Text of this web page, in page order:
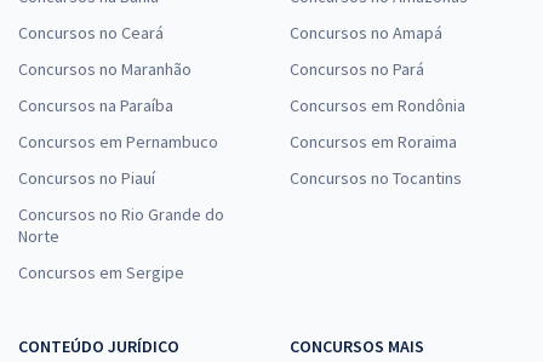
Concursos no Ceará
Concursos no Maranhão
Concursos na Paraíba
Concursos em Pernambuco
Concursos no Piauí
Concursos no Rio Grande do
Norte
Concursos em Sergipe
Concursos no Amapá
Concursos no Pará
Concursos em Rondônia
Concursos em Roraima
Concursos no Tocantins
CONTEÚDO JURÍDICO
CONCURSOS MAIS